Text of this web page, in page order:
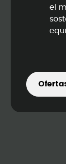
el